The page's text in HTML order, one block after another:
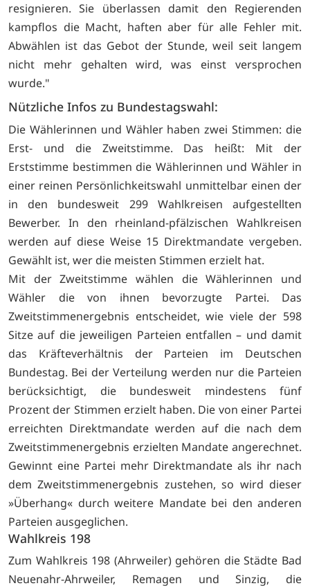
resignieren. Sie überlassen damit den Regierenden
kampflos die Macht, haften aber für alle Fehler mit.
Abwählen ist das Gebot der Stunde, weil seit langem
nicht mehr gehalten wird, was einst versprochen
wurde."
Nützliche Infos zu Bundestagswahl:
Die Wählerinnen und Wähler haben zwei Stimmen: die
Erst- und die Zweitstimme. Das heißt: Mit der
Erststimme bestimmen die Wählerinnen und Wähler in
einer reinen Persönlichkeitswahl unmittelbar einen der
in den bundesweit 299 Wahlkreisen aufgestellten
Bewerber. In den rheinland-pfälzischen Wahlkreisen
werden auf diese Weise 15 Direktmandate vergeben.
Gewählt ist, wer die meisten Stimmen erzielt hat.
Mit der Zweitstimme wählen die Wählerinnen und
Wähler die von ihnen bevorzugte Partei. Das
Zweitstimmenergebnis entscheidet, wie viele der 598
Sitze auf die jeweiligen Parteien entfallen – und damit
das Kräfteverhältnis der Parteien im Deutschen
Bundestag. Bei der Verteilung werden nur die Parteien
berücksichtigt, die bundesweit mindestens fünf
Prozent der Stimmen erzielt haben. Die von einer Partei
erreichten Direktmandate werden auf die nach dem
Zweitstimmenergebnis erzielten Mandate angerechnet.
Gewinnt eine Partei mehr Direktmandate als ihr nach
dem Zweitstimmenergebnis zustehen, so wird dieser
»Überhang« durch weitere Mandate bei den anderen
Parteien ausgeglichen.
Wahlkreis 198
Zum Wahlkreis 198 (Ahrweiler) gehören die Städte Bad
Neuenahr-Ahrweiler, Remagen und Sinzig, die